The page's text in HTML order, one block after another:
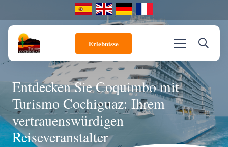
Erlebnisse
Entdecken Sie Coquimbo mit
Turismo Cochiguaz: Ihrem
vertrauenswürdigen
Reiseveranstalter